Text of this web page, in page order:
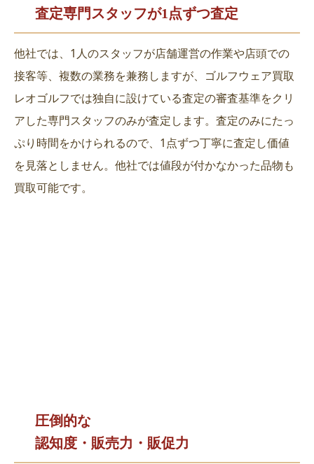
査定専門スタッフが1点ずつ査定
他社では、1人のスタッフが店舗運営の作業や店頭での
接客等、複数の業務を兼務しますが、ゴルフウェア買取
レオゴルフでは独自に設けている査定の審査基準をクリ
アした専門スタッフのみが査定します。査定のみにたっ
ぷり時間をかけられるので、1点ずつ丁寧に査定し価値
を見落としません。他社では値段が付かなかった品物も
買取可能です。
圧倒的な
認知度・販売力・販促力